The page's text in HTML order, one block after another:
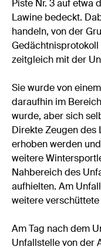
Piste Nr. 3 auf etwa
Lawine bedeckt.
handeln, von der
zeitgleich mit der
Sie wurde von
daraufhin im
wurde, aber sich
Direkte Zeugen des
erhoben werden
weitere
Nahbereich des
aufhielten. Am
weitere
Am Tag nach dem
Unfallstelle von der